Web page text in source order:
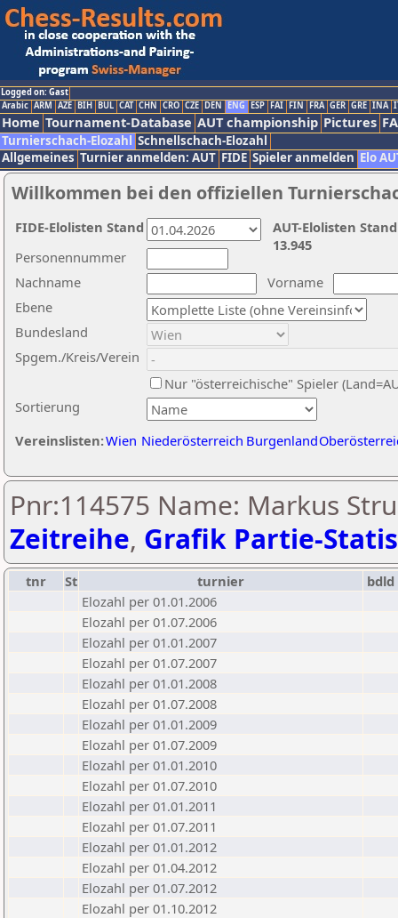
Logged on: Gast
Arabic ARM AZE BIH BUL CAT CHN CRO CZE DEN ENG ESP FAI FIN FRA GER GRE INA
Home Tournament-Database AUT championship Pictures
Turnierschach-Elozahl Schnellschach-Elozahl
Allgemeines Turnier anmelden: AUT FIDE Spieler anmelden Elo
Willkommen bei den offiziellen
Nachname
Vorname
Ebene
Sortierung
Personennummer
Bundesland
Spgem./Kreis/Verein
Nur "österreichische" Spieler
Vereinslisten:Wien Niederösterreich Burgenland
AUT-Elolisten
13.945
FIDE-Elolisten Stand
Pnr:114575 Name: Markus
Zeitreihe, Grafik Partie-
tnr St turnier
bdld
Elozahl per 01.01.2006
Elozahl per 01.07.2006
Elozahl per 01.01.2007
Elozahl per 01.07.2007
Elozahl per 01.01.2008
Elozahl per 01.07.2008
Elozahl per 01.01.2009
Elozahl per 01.07.2009
Elozahl per 01.01.2010
Elozahl per 01.07.2010
Elozahl per 01.01.2011
Elozahl per 01.07.2011
Elozahl per 01.01.2012
Elozahl per 01.04.2012
Elozahl per 01.07.2012
Elozahl per 01.10.2012